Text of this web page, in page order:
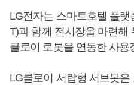
LG전자는 스마트호텔 플
T)과 함께 전시장을 마련해
클로이 로봇을 연동한 사용
LG클로이 서랍형 서브봇